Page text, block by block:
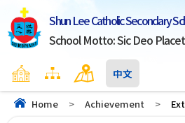
Shun Lee Catholic Secondary
School Motto: Sic Deo Placet
Home Sitemap Contact Us
中文
Home > Achievement >